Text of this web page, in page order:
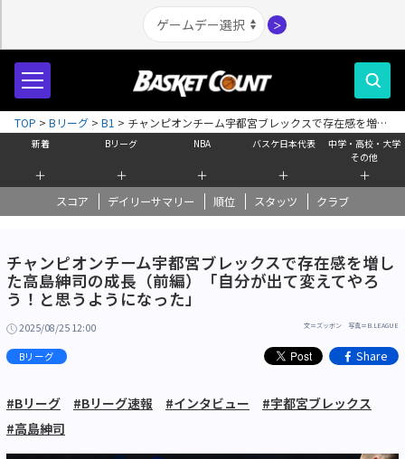
＞
新着
＋
Bリーグ
＋
NBA
＋
バスケ日本代表
＋
中学・高校・大学
その他
＋
スコア デイリーサマリー 順位 スタッツ クラブ
TOP > Bリーグ > B1 > チャンピオンチーム宇都宮ブレックスで存在感を増し
た高島紳司の成長（前編）「自分が出て変えてやろう！と思うようになっ
た」
チャンピオンチーム宇都宮ブレックスで存在感を増し
た高島紳司の成長（前編）「自分が出て変えてやろ
う！と思うようになった」
2025/08/25 12:00 文＝ズッボン 写真＝B.LEAGUE
Bリーグ Share
#Bリーグ #Bリーグ速報 #インタビュー
#宇都宮ブレックス
#高島紳司